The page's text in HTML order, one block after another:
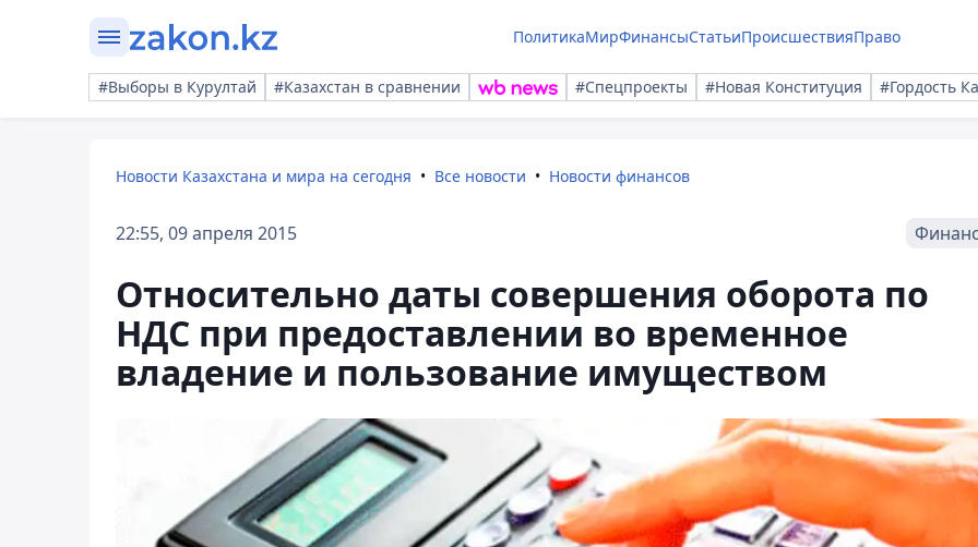
ПолитикаМирФинансыСтатьиПроисшествияПраво
#Выборы в Курултай #Казахстан в сравнении #Спецпроекты #Новая Конституция #Гордость
Новости Казахстана и мира на сегодня Все новости Новости финансов
22:55, 09 апреля 2015
Относительно даты совершения оборота по
НДС при предоставлении во временное
владение и пользование имуществом